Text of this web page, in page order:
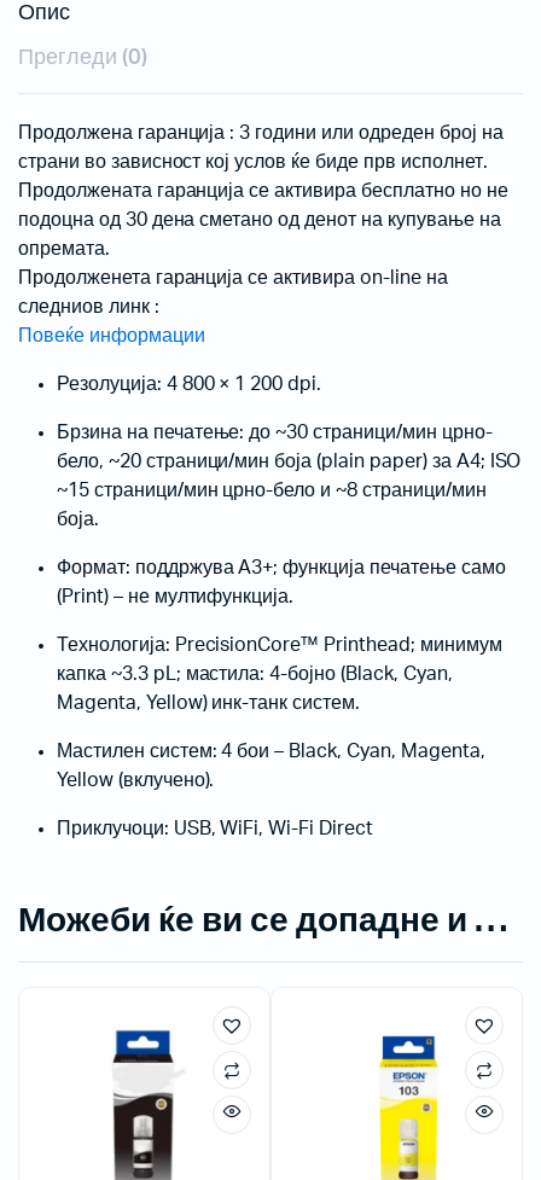
Опис
Прегледи (0)
Продолжена гаранција : 3 години или одреден број на
страни во зависност кој услов ќе биде прв исполнет.
Продолжената гаранција се активира бесплатно но не
подоцна од 30 дена сметано од денот на купување на
опремата.
Продолженета гаранција се активира on-line на
следниов линк :
Повеќе информации
Резолуција: 4 800 × 1 200 dpi.
Брзина на печатење: до ~30 страници/мин црно-
бело, ~20 страници/мин боја (plain paper) за A4; ISO
~15 страници/мин црно-бело и ~8 страници/мин
боја.
Формат: поддржува A3+; функција печатење само
(Print) – не мултифункција.
Технологија: PrecisionCore™ Printhead; минимум
капка ~3.3 pL; мастила: 4-бојно (Black, Cyan,
Magenta, Yellow) инк-танк систем.
Мастилен систем: 4 бои – Black, Cyan, Magenta,
Yellow (вклучено).
Приклучоци: USB, WiFi, Wi-Fi Direct
Можеби ќе ви се допадне и …